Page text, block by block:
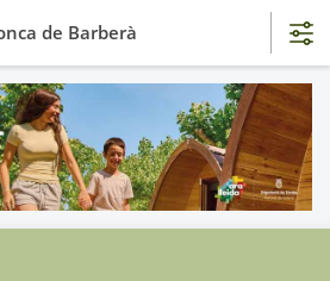
de Barberà